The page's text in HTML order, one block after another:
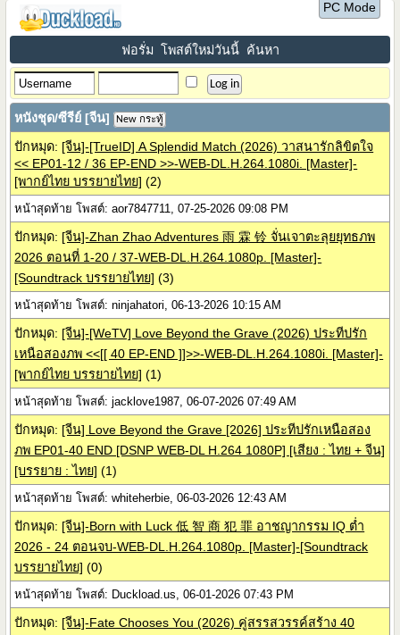
PC Mode
ฟอรั่ม โพสต์ใหม่วันนี้ ค้นหา
หนังชุด/ซีรีย์ [จีน] New กระทู้
ปักหมุด: [จีน]-[TrueID] A Splendid Match (2026) วาสนารักลิขิตใจ
<< EP01-12 / 36 EP-END >>-WEB-DL.H.264.1080i. [Master]-
[พากย์ไทย บรรยายไทย] (2)
หน้าสุดท้าย โพสต์: aor7847711, 07-25-2026 09:08 PM
ปักหมุด: [จีน]-Zhan Zhao Adventures 雨 霖 铃 จั่นเจาตะลุยยุทธภพ
2026 ตอนที่ 1-20 / 37-WEB-DL.H.264.1080p. [Master]-
[Soundtrack บรรยายไทย] (3)
หน้าสุดท้าย โพสต์: ninjahatori, 06-13-2026 10:15 AM
ปักหมุด: [จีน]-[WeTV] Love Beyond the Grave (2026) ประทีปรัก
เหนือสองภพ <<[[ 40 EP-END ]]>>-WEB-DL.H.264.1080i. [Master]-
[พากย์ไทย บรรยายไทย] (1)
หน้าสุดท้าย โพสต์: jacklove1987, 06-07-2026 07:49 AM
ปักหมุด: [จีน] Love Beyond the Grave [2026] ประทีปรักเหนือสอง
ภพ EP01-40 END [DSNP WEB-DL H.264 1080P] [เสียง : ไทย + จีน]
[บรรยาย : ไทย] (1)
หน้าสุดท้าย โพสต์: whiteherbie, 06-03-2026 12:43 AM
ปักหมุด: [จีน]-Born with Luck 低 智 商 犯 罪 อาชญากรรม IQ ต่ำ
2026 - 24 ตอนจบ-WEB-DL.H.264.1080p. [Master]-[Soundtrack
บรรยายไทย] (0)
หน้าสุดท้าย โพสต์: Duckload.us, 06-01-2026 07:43 PM
ปักหมุด: [จีน]-Fate Chooses You (2026) คู่สรรสวรรค์สร้าง 40